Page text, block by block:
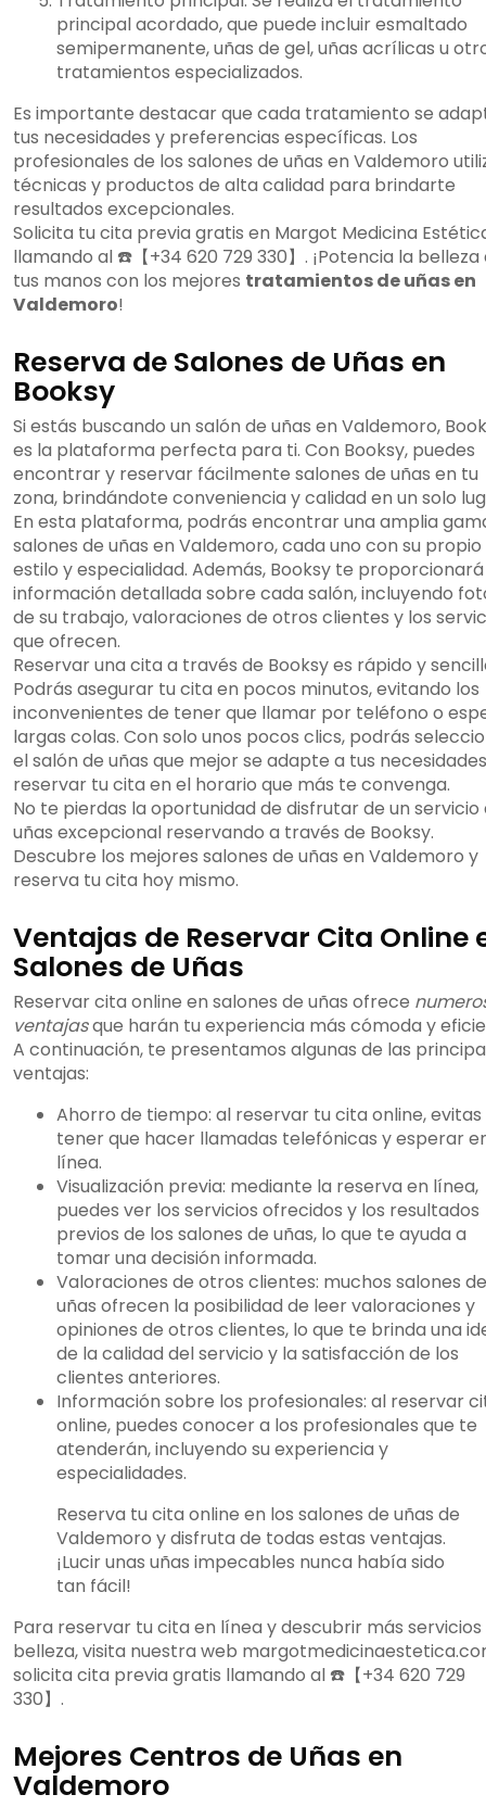
principal acordado, que puede incluir esmaltado
semipermanente, uñas de gel, uñas acrílicas u
tratamientos especializados.
Es importante destacar que cada tratamiento se
tus necesidades y preferencias específicas. Los
profesionales de los salones de uñas en Valdemoro
técnicas y productos de alta calidad para brindarte
resultados excepcionales.
Solicita tu cita previa gratis en Margot Medicina
llamando al ☎️【+34 620 729 330】. ¡Potencia la belleza
tus manos con los mejores tratamientos de uñas en
Valdemoro!
Reserva de Salones de Uñas en
Booksy
Si estás buscando un salón de uñas en Valdemoro,
es la plataforma perfecta para ti. Con Booksy, puedes
encontrar y reservar fácilmente salones de uñas en tu
zona, brindándote conveniencia y calidad en un solo
En esta plataforma, podrás encontrar una amplia
salones de uñas en Valdemoro, cada uno con su propio
estilo y especialidad. Además, Booksy te proporcionará
información detallada sobre cada salón, incluyendo
de su trabajo, valoraciones de otros clientes y los
que ofrecen.
Reservar una cita a través de Booksy es rápido y
Podrás asegurar tu cita en pocos minutos, evitando los
inconvenientes de tener que llamar por teléfono o
largas colas. Con solo unos pocos clics, podrás
el salón de uñas que mejor se adapte a tus
reservar tu cita en el horario que más te convenga.
No te pierdas la oportunidad de disfrutar de un servicio
uñas excepcional reservando a través de Booksy.
Descubre los mejores salones de uñas en Valdemoro y
reserva tu cita hoy mismo.
Ventajas de Reservar Cita Online
Salones de Uñas
Reservar cita online en salones de uñas ofrece
ventajasque harán tu experiencia más cómoda y
A continuación, te presentamos algunas de las
ventajas:
Ahorro de tiempo: al reservar tu cita online, evitas
tener que hacer llamadas telefónicas y esperar
línea.
Visualización previa: mediante la reserva en línea,
puedes ver los servicios ofrecidos y los resultados
previos de los salones de uñas, lo que te ayuda a
tomar una decisión informada.
Valoraciones de otros clientes: muchos salones de
uñas ofrecen la posibilidad de leer valoraciones y
opiniones de otros clientes, lo que te brinda una
de la calidad del servicio y la satisfacción de los
clientes anteriores.
Información sobre los profesionales: al reservar
online, puedes conocer a los profesionales que te
atenderán, incluyendo su experiencia y
especialidades.
Reserva tu cita online en los salones de uñas de
Valdemoro y disfruta de todas estas ventajas.
¡Lucir unas uñas impecables nunca había sido
tan fácil!
Para reservar tu cita en línea y descubrir más servicios
belleza, visita nuestra web
solicita cita previa gratis llamando al ☎️【+34 620 729
330】.
Mejores Centros de Uñas en
Valdemoro